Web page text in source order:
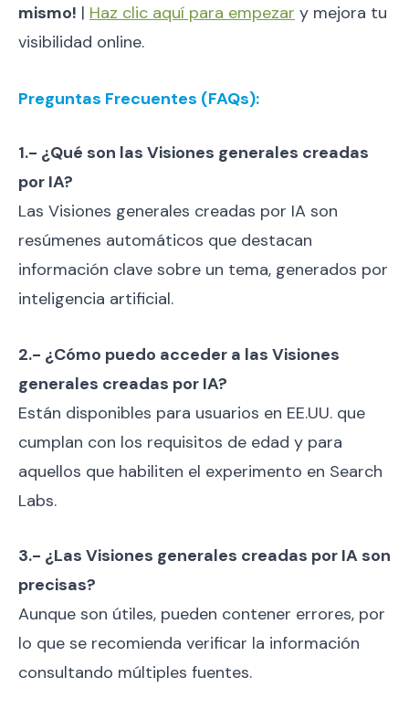
mismo! | Haz clic aquí para empezar y mejora tu
visibilidad online.
Preguntas Frecuentes (FAQs):
1.- ¿Qué son las Visiones generales creadas
por IA?
Las Visiones generales creadas por IA son
resúmenes automáticos que destacan
información clave sobre un tema, generados por
inteligencia artificial.
2.- ¿Cómo puedo acceder a las Visiones
generales creadas por IA?
Están disponibles para usuarios en EE.UU. que
cumplan con los requisitos de edad y para
aquellos que habiliten el experimento en Search
Labs.
3.- ¿Las Visiones generales creadas por IA son
precisas?
Aunque son útiles, pueden contener errores, por
lo que se recomienda verificar la información
consultando múltiples fuentes.